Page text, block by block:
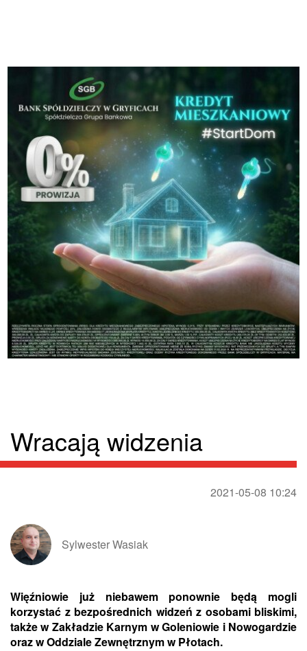
Wracają widzenia
2021-05-08 10:24
Sylwester Wasiak
Więźniowie już niebawem ponownie będą mogli
korzystać z bezpośrednich widzeń z osobami bliskimi,
także w Zakładzie Karnym w Goleniowie i Nowogardzie
oraz w Oddziale Zewnętrznym w Płotach.